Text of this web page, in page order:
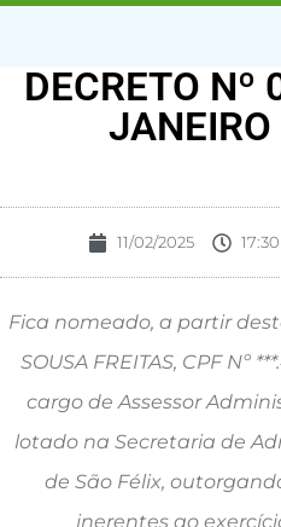
DECRETO Nº
11/02/2025 17:30
Fica nomeado, a partir
SOUSA FREITAS, CPF Nº
cargo de Assessor
lotado na Secretaria de
de São Félix,
inerentes ao